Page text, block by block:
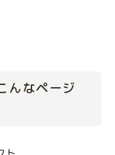
んなページ